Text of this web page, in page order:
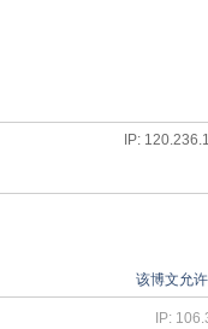
IP:
该博文允
IP: